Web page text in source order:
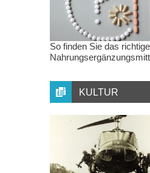
So finden Sie das richtige
KULTUR